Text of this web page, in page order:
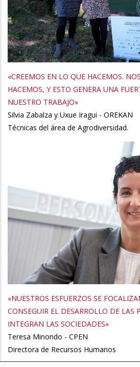
«CREEMOS EN LO QUE HACEMOS.
HACEMOS, Y ESTO GENERA UNA
NUESTRO TRABAJO»
Silvia Zabalza y Uxue Iragui - OREKAN
Técnicas del área de Agrodiversidad.
«NUESTROS ESFUERZOS SE
CONSEGUIR EL DESARROLLO DE LAS
INTEGRAN LAS SOCIEDADES»
Teresa Minondo - CPEN
Directora de Recursos Humanos